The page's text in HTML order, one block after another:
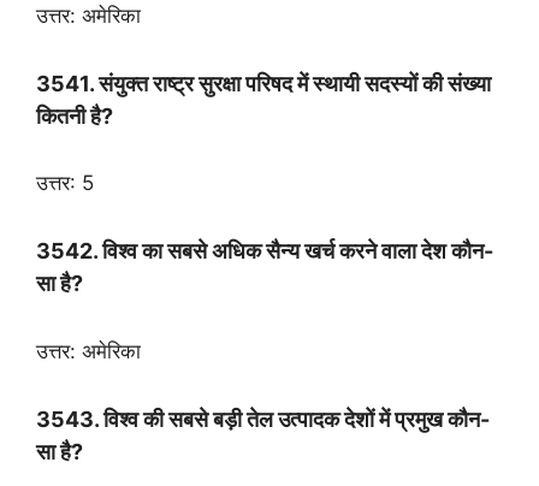
उत्तर: अमेरिका
3541. संयुक्त राष्ट्र सुरक्षा परिषद में स्थायी सदस्यों की संख्या
कितनी है?
उत्तर: 5
3542. विश्व का सबसे अधिक सैन्य खर्च करने वाला देश कौन-
सा है?
उत्तर: अमेरिका
3543. विश्व की सबसे बड़ी तेल उत्पादक देशों में प्रमुख कौन-
सा है?